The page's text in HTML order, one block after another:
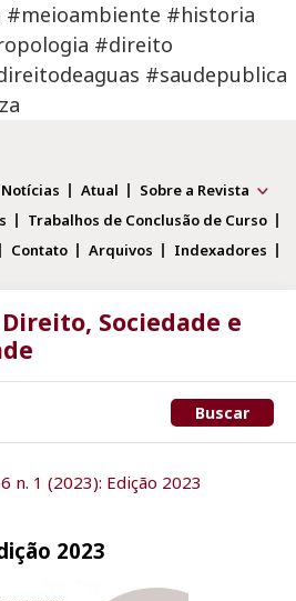
#historia
#direito
#saudepublica
Notícias Atual
Sobre a Revista
Trabalhos de Conclusão de Curso
Contato Arquivos Indexadores
Sociedade e
Buscar
n. 1 (2023): Edição 2023
2023